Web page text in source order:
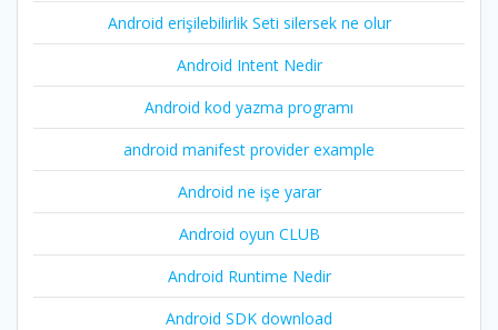
Android erişilebilirlik Seti silersek ne olur
Android Intent Nedir
Android kod yazma programı
android manifest provider example
Android ne işe yarar
Android oyun CLUB
Android Runtime Nedir
Android SDK download